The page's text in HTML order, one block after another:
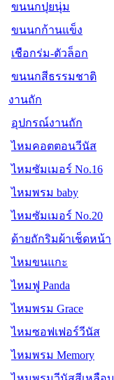
ขนนกปุยนุ่ม
ขนนกก้านแข็ง
เชือกร่ม-ตัวล็อก
ขนนกสีธรรมชาติ
งานถัก
อุปกรณ์งานถัก
ไหมคอตตอนวีนัส
ไหมซัมเมอร์ No.16
ไหมพรม baby
ไหมซัมเมอร์ No.20
ด้ายถักริมผ้าเช็ดหน้า
ไหมขนแกะ
ไหมฟู Panda
ไหมพรม Grace
ไหมซอฟเฟอร์วีนัส
ไหมพรม Memory